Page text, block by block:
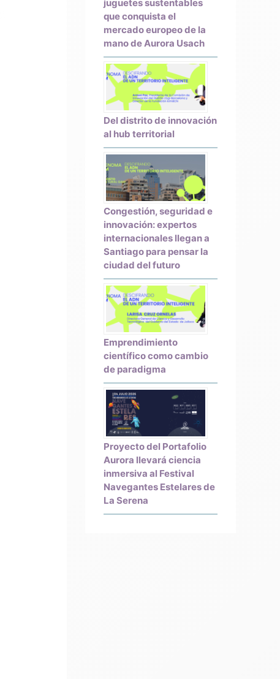
juguetes sustentables
que conquista el
mercado europeo de la
mano de Aurora Usach
Del distrito de innovación
al hub territorial
Congestión, seguridad e
innovación: expertos
internacionales llegan a
Santiago para pensar la
ciudad del futuro
Emprendimiento
científico como cambio
de paradigma
Proyecto del Portafolio
Aurora llevará ciencia
inmersiva al Festival
Navegantes Estelares de
La Serena